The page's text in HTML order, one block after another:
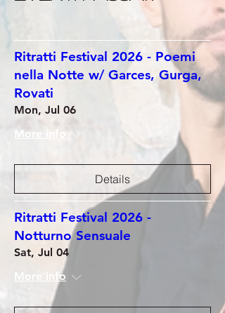
Ritratti Festival 2026 - Poemi
nella Notte w/ Garces, Gurga,
Rovati
Mon, Jul 06
More info
Details
Ritratti Festival 2026 -
Notturno Sensuale
Sat, Jul 04
More info